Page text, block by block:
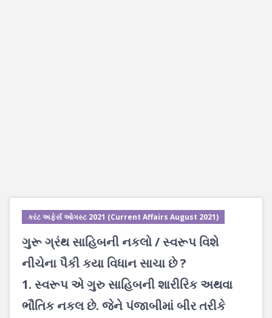
કરંટ અફેર્સ ઓગસ્ટ 2021 (Current Affairs August 2021)
ગુરૂ ગ્રંથ સાહિબની નકલો / સ્વરૂપ વિશે
નીચેના પૈકી કયા વિધાન સાચા છે ?
1. સ્વરૂપ એ ગુરુ સાહિબની શારીરિક અથવા
ભૌતિક નકલ છે. જેને પંજાબીમાં બીર તરીકે